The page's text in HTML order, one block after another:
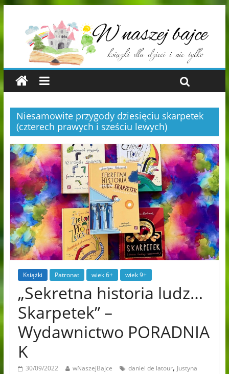
Niesamowite przygody dziesięciu skarpetek
(czterech prawych i sześciu lewych)
Książki Patronat wiek 6+ wiek 9+
„Sekretna historia ludz…
Skarpetek” –
Wydawnictwo PORADNIA
K
30/09/2022 wNaszejBajce daniel de latour, Justyna